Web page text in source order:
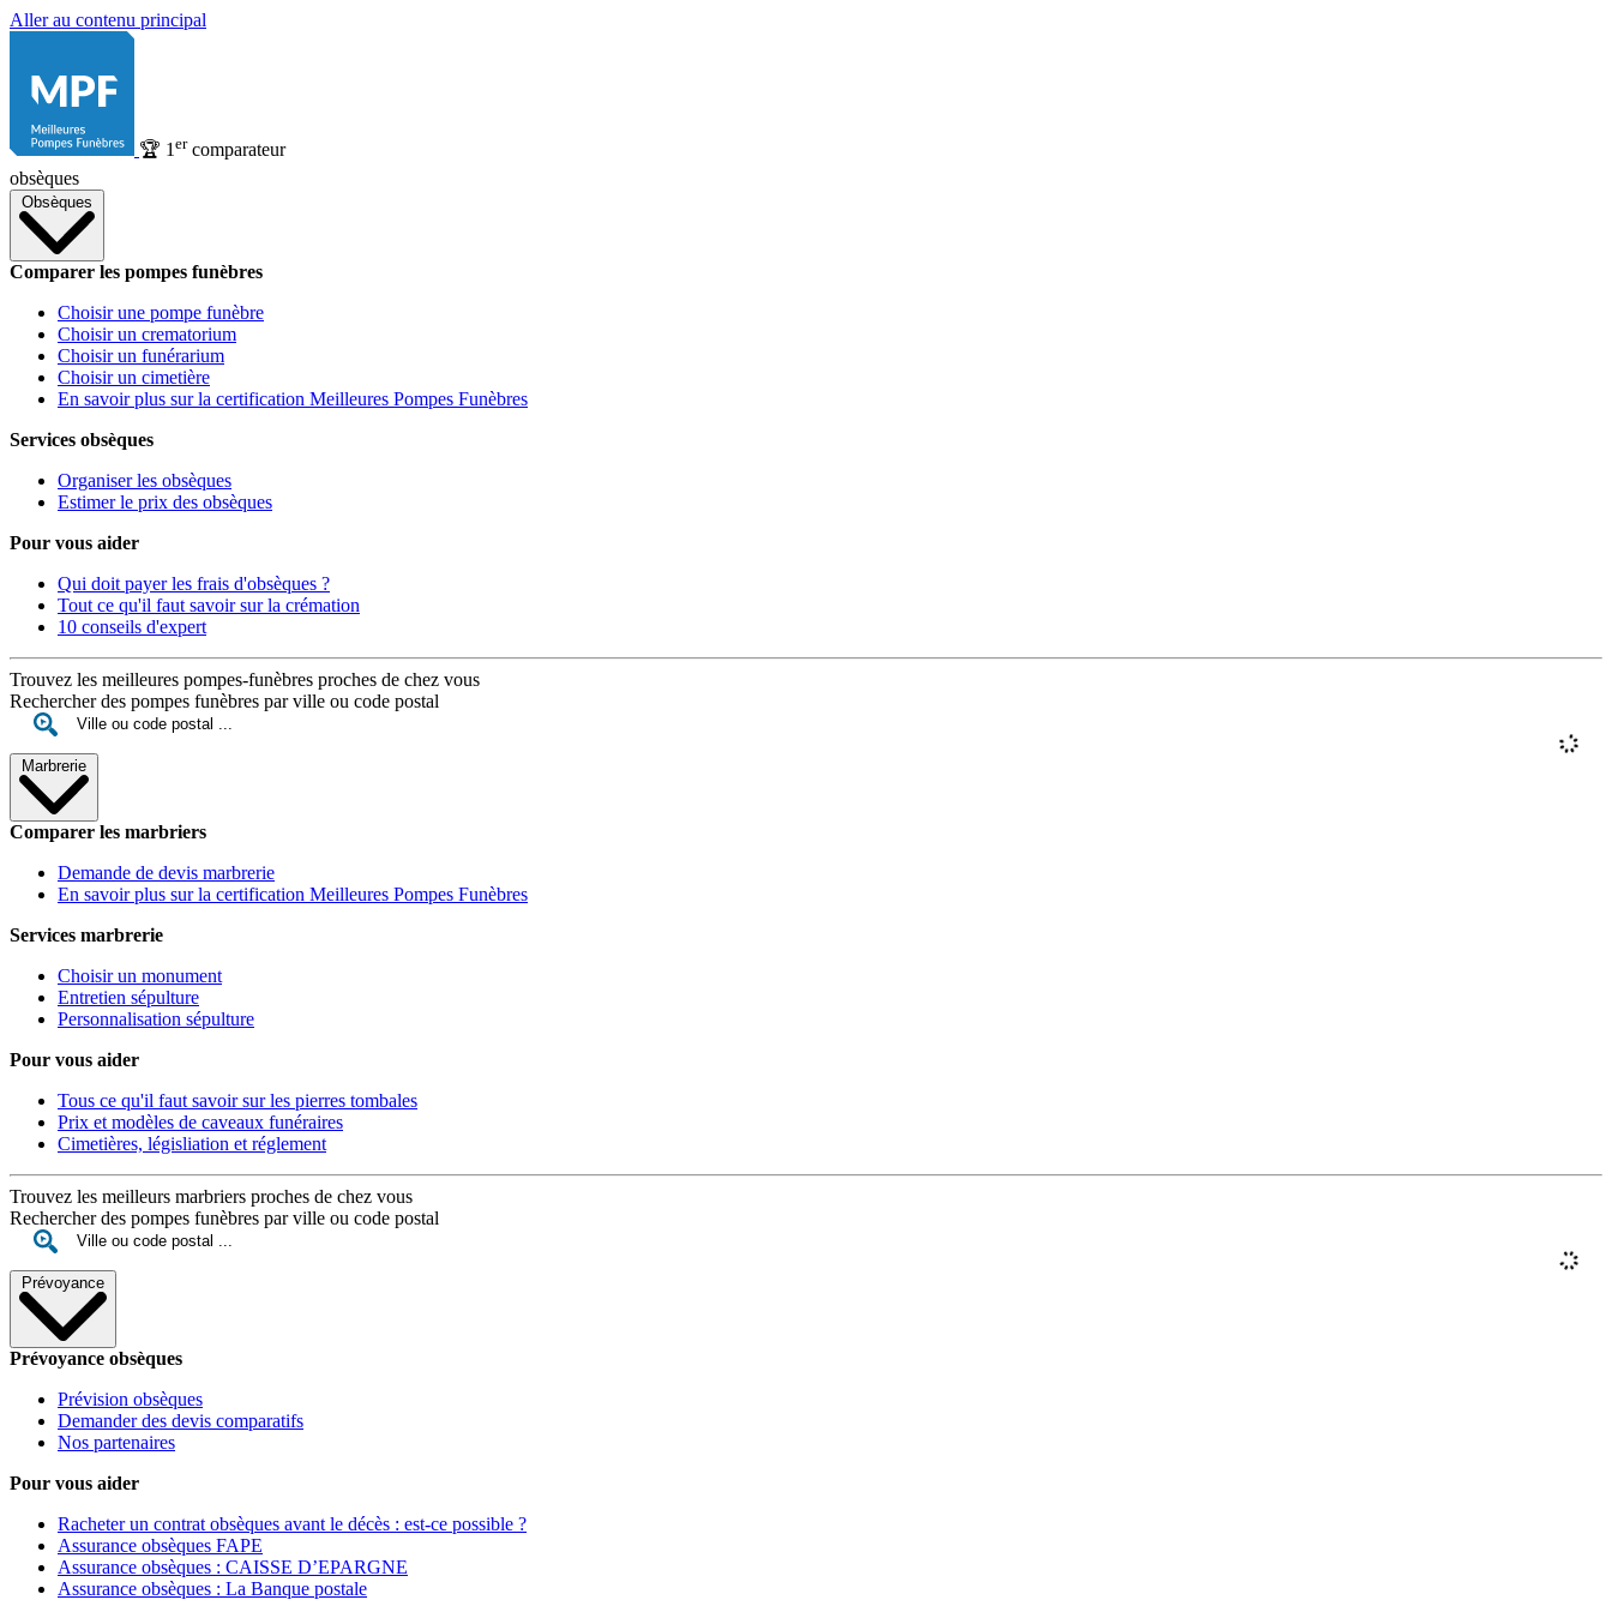
Aller au contenu principal
🏆 1 ercomparateur
obsèques
Obsèques
Comparer les pompes funèbres
Choisir une pompe funèbre
Choisir un crematorium
Choisir un funérarium
Choisir un cimetière
En savoir plus sur la certification Meilleures Pompes Funèbres
Services obsèques
Organiser les obsèques
Estimer le prix des obsèques
Pour vous aider
Qui doit payer les frais d'obsèques ?
Tout ce qu'il faut savoir sur la crémation
10 conseils d'expert
Trouvez les meilleures pompes-funèbres proches de chez vous
Rechercher des pompes funèbres par ville ou code postal
Marbrerie
Comparer les marbriers
Demande de devis marbrerie
En savoir plus sur la certification Meilleures Pompes Funèbres
Services marbrerie
Choisir un monument
Entretien sépulture
Personnalisation sépulture
Pour vous aider
Tous ce qu'il faut savoir sur les pierres tombales
Prix et modèles de caveaux funéraires
Cimetières, législiation et réglement
Trouvez les meilleurs marbriers proches de chez vous
Rechercher des pompes funèbres par ville ou code postal
Prévoyance
Prévoyance obsèques
Prévision obsèques
Demander des devis comparatifs
Nos partenaires
Pour vous aider
Racheter un contrat obsèques avant le décès : est-ce possible ?
Assurance obsèques FAPE
Assurance obsèques : CAISSE D’EPARGNE
Assurance obsèques : La Banque postale